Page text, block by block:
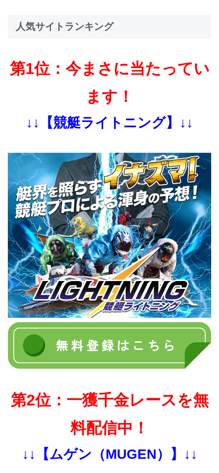
人気サイトランキング
第1位：今まさに当たってい
ます！
↓↓【競艇ライトニング】↓↓
第2位：一獲千金レースを無
料配信中！
↓↓【ムゲン（MUGEN）】↓↓